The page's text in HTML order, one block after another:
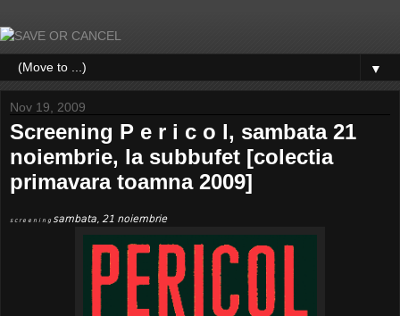
▼
Nov 19, 2009
Screening P e r i c o l, sambata 21
noiembrie, la subbufet [colectia
primavara toamna 2009]
s c r e e n i n g sambata, 21 noiembrie